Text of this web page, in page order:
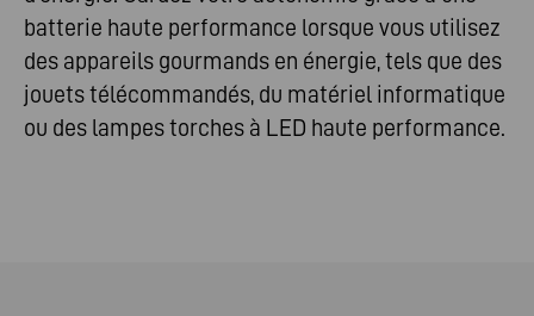
batterie haute performance lorsque vous utilisez
des appareils gourmands en énergie, tels que des
jouets télécommandés, du matériel informatique
ou des lampes torches à LED haute performance.